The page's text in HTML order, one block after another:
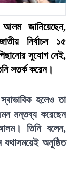
জানিয়েছেন,
নির্বাচন ১৫
সুযোগ নেই,
সতর্ক করেন।
হলেও তা
মন্তব্য করেছেন
তিনি বলেন,
যথাসময়েই অনুষ্ঠিত